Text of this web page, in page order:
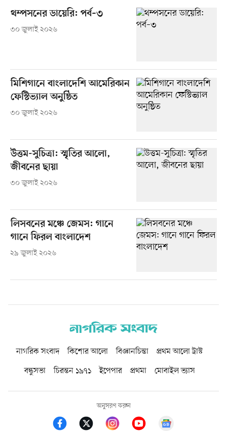
থম্পসনের ডায়েরি: পর্ব–৩
৩০ জুলাই ২০২৬
মিশিগানে বাংলাদেশি আমেরিকান
ফেস্টিভ্যাল অনুষ্ঠিত
৩০ জুলাই ২০২৬
উত্তম-সুচিত্রা: স্মৃতির আলো,
জীবনের ছায়া
৩০ জুলাই ২০২৬
লিসবনের মঞ্চে জেমস: গানে
গানে ফিরল বাংলাদেশ
২৯ জুলাই ২০২৬
নাগরিক সংবাদ কিশোর আলো বিজ্ঞানচিন্তা
প্রথম আলো ট্রাস্ট
বন্ধুসভা
চিরন্তন ১৯৭১ ইপেপার প্রথমা মোবাইল ভ্যাস
অনুসরণ করুন